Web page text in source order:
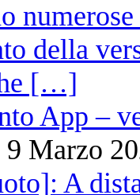
App –
Marzo